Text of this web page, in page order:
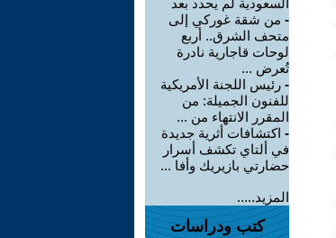
السعودية لم يحدد بعد
- من شقة غوركي إلى
متحف الشرق.. أربع
لوحات قاجارية نادرة
تُعرض ...
- رئيس اللجنة الأمريكية
للفنون الجميلة: من
المقرر الانتهاء من ...
- اكتشافات أثرية جديدة
في ألتاي تكشف أسرار
حضارتي بازيريك وأفا ...
المزيد.....
كتب ودراسات